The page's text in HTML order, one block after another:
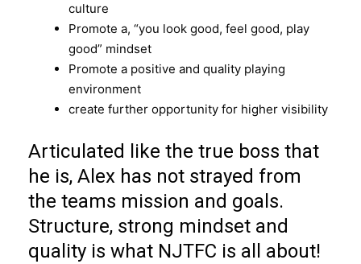
culture
Promote a, “you look good, feel good, play
good” mindset
Promote a positive and quality playing
environment
create further opportunity for higher visibility
Articulated like the true boss that
he is, Alex has not strayed from
the teams mission and goals.
Structure, strong mindset and
quality is what NJTFC is all about!